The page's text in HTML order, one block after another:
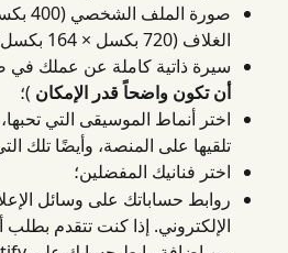
الغلاف (720 بكسل × 164 بكسل)؛
سيرة ذاتية كاملة عن عملك في
أن تكون واضحاً قدر الإمكان )؛
اختر أنماط الموسيقى التي
تلقيها على المنصة، وأيضًا تلك
اختر فنانيك المفضلين؛
روابط حساباتك على وسائل
الإلكتروني. إذا كنت تتقدم